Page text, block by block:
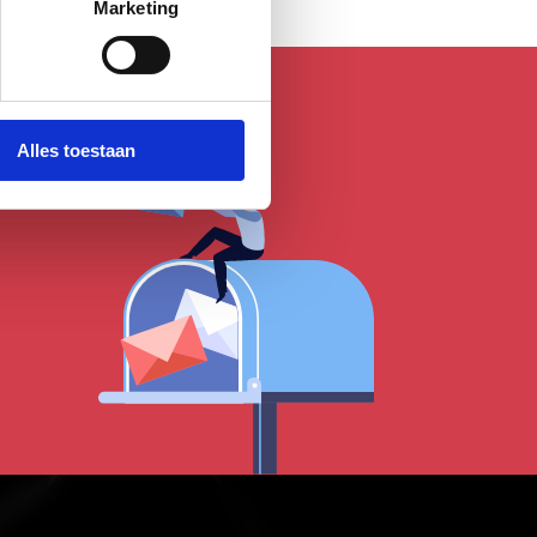
Marketing
Alles toestaan